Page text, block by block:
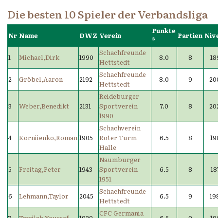
Die besten 10 Spieler der Verbandsliga
Nr Name DWZ Verein
Punkte
³
Partien
1 Michael,Dirk 1990
Schachfreunde
Hettstedt
8.0 8
2 Gröbel,Aaron 2192
Schachfreunde
Hettstedt
8.0 9
3 Weber,Benedikt 2131
Reideburger
Sportverein
1990
7.0 8
4 Korniienko,Roman 1905
Schachverein
Roter Turm
Halle
6.5 8
5 Freitag,Peter 1943
Naumburger
Sportverein
1951
6.5 8
6 Lehmann,Taylor 2045
Schachfreunde
Hettstedt
6.5 9
CFC Germania